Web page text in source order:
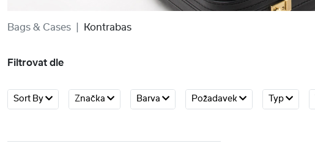
Bags & Cases Kontrabas
Filtrovat dle
Sort By Značka Barva Požadavek Typ